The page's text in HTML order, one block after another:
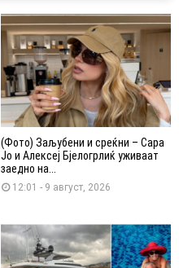
(Фото) Заљубени и среќни – Сара
Јо и Алексеј Бјелогрлиќ уживаат
заедно на...
12:01 - 9 август, 2026